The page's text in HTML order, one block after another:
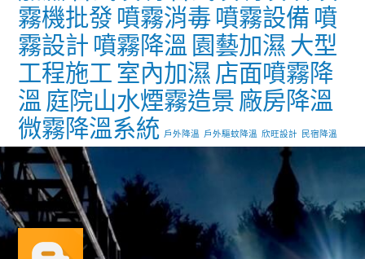
霧機批發 噴霧消毒 噴霧設備 噴
霧設計 噴霧降溫 園藝加濕 大型
工程施工 室內加濕 店面噴霧降
溫 庭院山水煙霧造景 廠房降溫
微霧降溫系統 戶外降溫 戶外驅蚊降溫 欣旺設計 民宿降溫